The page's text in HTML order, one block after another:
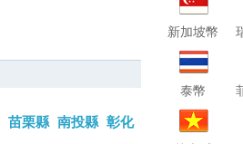
苗栗縣 南投縣 彰化
新加坡幣
泰幣